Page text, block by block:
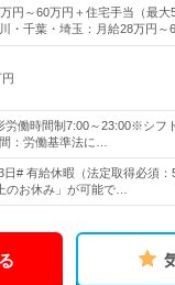
万円～60万円＋住宅手当（最大
・千葉・埼玉：月給28万円～
労働時間制7:00～23:00※シフ
：労働基準法に…
# 有給休暇（法定取得必須：
のお休み」が可能で…